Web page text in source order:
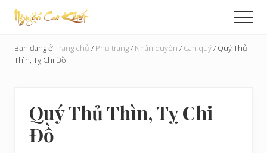
Menu
Skip
content
qua
sidebar
Tạo
Hoàn
Bạn đang ở:Trang chủ / Phụ trang/ Nhân duyên / Can quý/ Quý Thủ
Thìn, Tỵ Chi Đồ
Quý Thủ Thìn, Tỵ Chi
Đồ